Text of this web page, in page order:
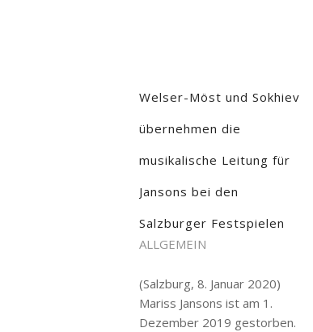
Welser-Möst und Sokhiev
übernehmen die
musikalische Leitung für
Jansons bei den
Salzburger Festspielen
ALLGEMEIN
(Salzburg, 8. Januar 2020)
Mariss Jansons ist am 1.
Dezember 2019 gestorben.